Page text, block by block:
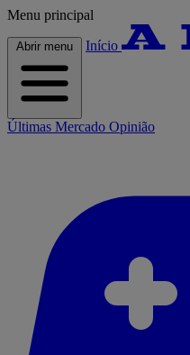
Menu principal
Abrir menu Início
Últimas Mercado Opinião